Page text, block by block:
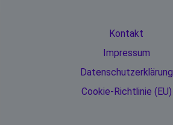
Kontakt
Impressum
Datenschutzerklärung
Cookie-Richtlinie (EU)